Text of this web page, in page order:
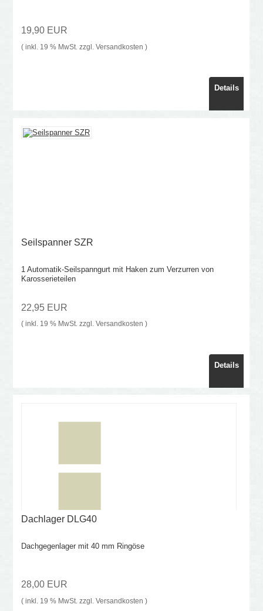
19,90 EUR
( inkl. 19 % MwSt. zzgl. Versandkosten )
Details
Seilspanner SZR
1 Automatik-Seilspanngurt mit Haken zum Verzurren von
Karosserieteilen
22,95 EUR
( inkl. 19 % MwSt. zzgl. Versandkosten )
Details
Dachlager DLG40
Dachgegenlager mit 40 mm Ringöse
28,00 EUR
( inkl. 19 % MwSt. zzgl. Versandkosten )